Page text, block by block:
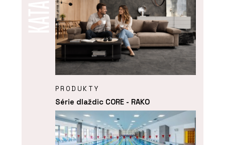
PRODUKTY
Série dlaždic CORE - RAKO